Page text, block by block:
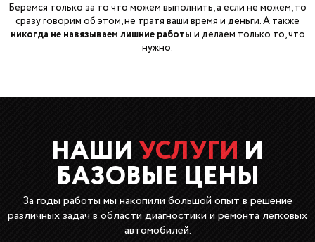
Беремся только за то что можем выполнить, а если не можем, то
сразу говорим об этом, не тратя ваши время и деньги. А также
никогда не навязываем лишние работы и делаем только то, что
нужно.
НАШИУСЛУГИ И
БАЗОВЫЕ ЦЕНЫ
За годы работы мы накопили большой опыт в решение
различных задач в области диагностики и ремонта легковых
автомобилей.